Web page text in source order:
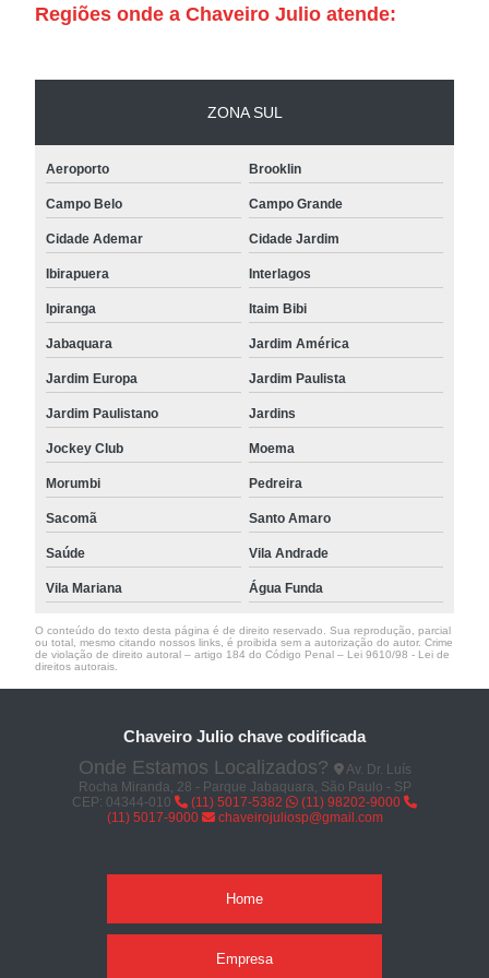
Regiões onde a Chaveiro Julio atende:
ZONA SUL
Aeroporto Brooklin
Campo Belo Campo Grande
Cidade Ademar Cidade Jardim
Ibirapuera Interlagos
Ipiranga Itaim Bibi
Jabaquara Jardim América
Jardim Europa Jardim Paulista
Jardim Paulistano Jardins
Jockey Club Moema
Morumbi Pedreira
Sacomã Santo Amaro
Saúde Vila Andrade
Vila Mariana Água Funda
O conteúdo do texto desta página é de direito reservado. Sua reprodução, parcial
ou total, mesmo citando nossos links, é proibida sem a autorização do autor. Crime
de violação de direito autoral – artigo 184 do Código Penal – Lei 9610/98 - Lei de
direitos autorais
Chaveiro Julio chave codificada
Onde Estamos Localizados?
Av. Dr. Luís
Rocha Miranda, 28 - Parque Jabaquara, São Paulo - SP
CEP: 04344-010
(11) 5017-5382
(11) 98202-9000
(11) 5017-9000
chaveirojuliosp@gmail.com
Home
Empresa